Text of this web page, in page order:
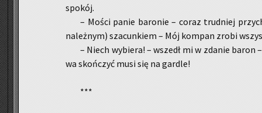
spo­kój.
– Mości panie ba­ro­nie – coraz trud­niej
na­leż­nym) sza­cun­kiem – Mój kom­pan zrobi
– Niech wy­bie­ra! – wszedł mi w zda­nie
wa skoń­czyć musi się na gar­dle!
***